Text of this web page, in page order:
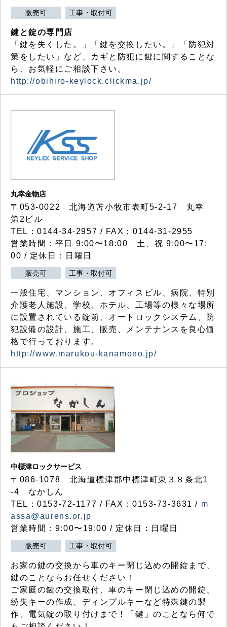
販売可 工事・取付可
鍵と錠の専門店
「鍵を失くした。」「鍵を交換したい。」「防犯対
策をしたい」など、カギと防犯に鍵に関することな
ら、お気軽にご相談下さい。
http://obihiro-keylock.clickma.jp/
丸幸金物店
〒053-0022 北海道苫小牧市表町5-2-17 丸幸
第2ビル
TEL：0144-34-2957 / FAX：0144-31-2955
営業時間：平日 9:00〜18:00 土、祝 9:00〜17:
00 / 定休日：日曜日
販売可 工事・取付可
一般住宅、マンション、オフィスビル、病院、特別
介護老人施設、学校、ホテル、工場等の様々な場所
に設置されている錠前、オートロックシステム、防
犯設備の設計、施工、販売、メンテナンスを良心価
格で行っております。
http://www.marukou-kanamono.jp/
中標津ロックサービス
〒086-1078 北海道標津郡中標津町東３８条北1
-4 なかしん
TEL：0153-72-1177 / FAX：0153-73-3631 / m
assa@aurens.or.jp
営業時間：9:00〜19:00 / 定休日：日曜日
販売可 工事・取付可
お家の鍵の交換から車のキー閉じ込めの開錠まで、
鍵のことならお任せください！
ご家庭の鍵の交換取付、車のキー閉じ込めの開錠、
紛失キーの作成、ディンプルキーなど特殊鍵の製
作、電気錠の取り付けまで！「鍵」のことなら何で